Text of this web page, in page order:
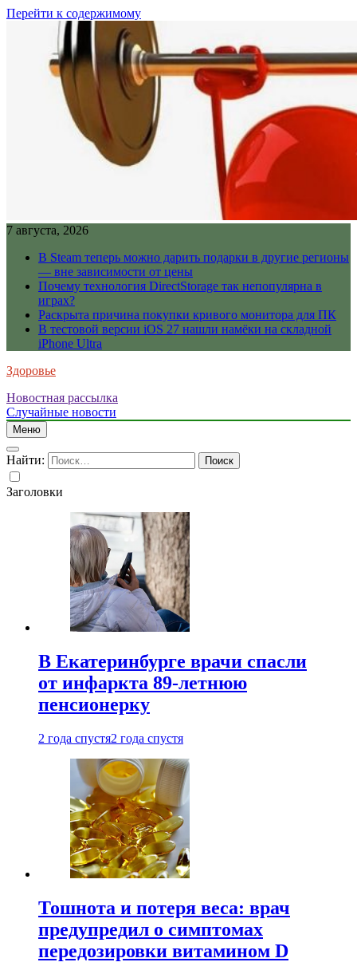
Перейти к содержимому
7 августа, 2026
В Steam теперь можно дарить подарки в другие регионы
— вне зависимости от цены
Почему технология DirectStorage так непопулярна в
играх?
Раскрыта причина покупки кривого монитора для ПК
В тестовой версии iOS 27 нашли намёки на складной
iPhone Ultra
Здоровье
Новостная рассылка
Случайные новости
Меню
Найти:
Заголовки
В Екатеринбурге врачи спасли
от инфаркта 89-летнюю
пенсионерку
2 года спустя2 года спустя
Тошнота и потеря веса: врач
предупредил о симптомах
передозировки витамином D